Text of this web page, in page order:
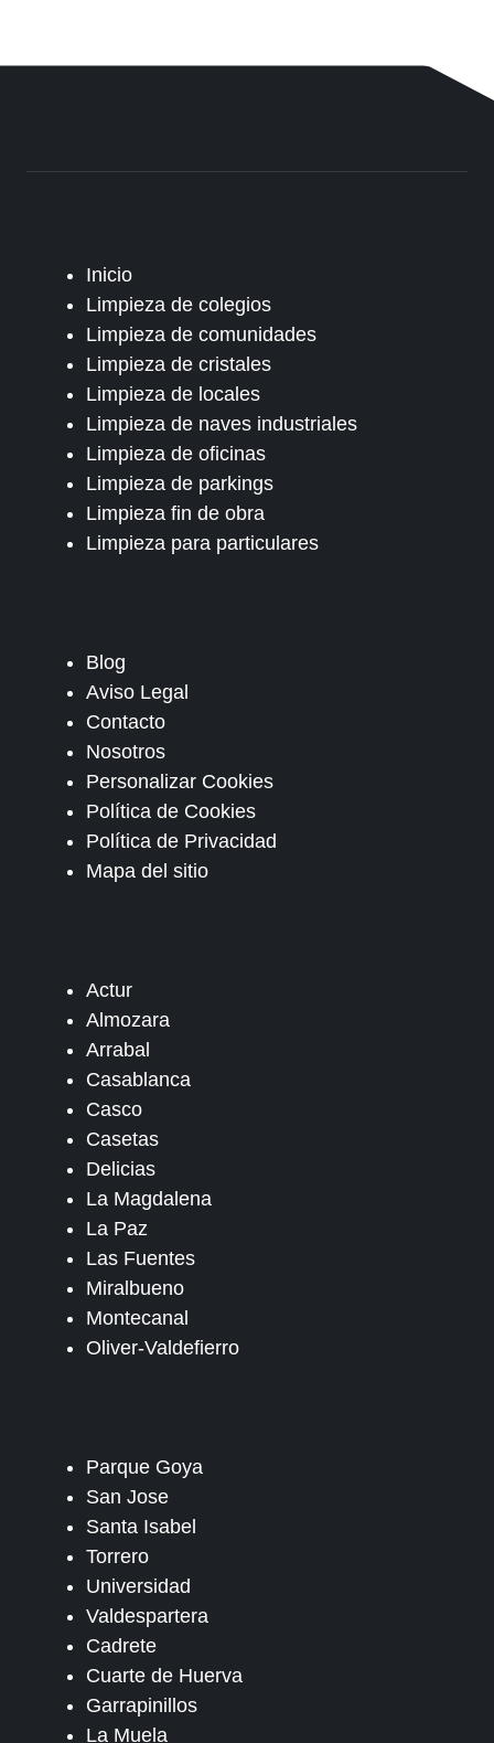
Inicio
Limpieza de colegios
Limpieza de comunidades
Limpieza de cristales
Limpieza de locales
Limpieza de naves industriales
Limpieza de oficinas
Limpieza de parkings
Limpieza fin de obra
Limpieza para particulares
Blog
Aviso Legal
Contacto
Nosotros
Personalizar Cookies
Política de Cookies
Política de Privacidad
Mapa del sitio
Actur
Almozara
Arrabal
Casablanca
Casco
Casetas
Delicias
La Magdalena
La Paz
Las Fuentes
Miralbueno
Montecanal
Oliver-Valdefierro
Parque Goya
San Jose
Santa Isabel
Torrero
Universidad
Valdespartera
Cadrete
Cuarte de Huerva
Garrapinillos
La Muela